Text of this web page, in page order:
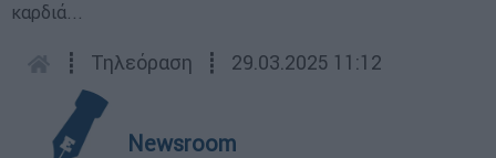
καρδιά...
┋ Τηλεόραση ┋ 29.03.2025 11:12
Newsroom